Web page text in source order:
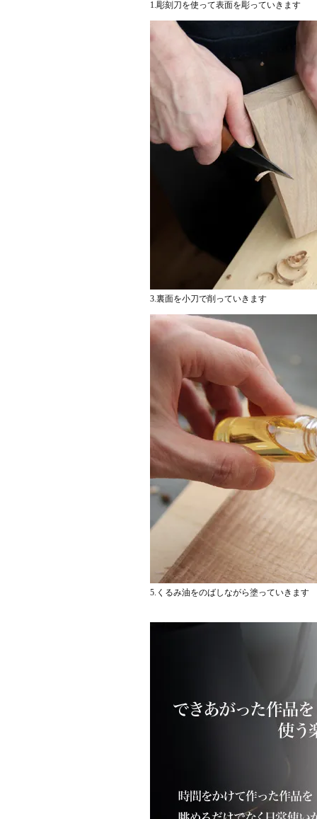
1.彫刻刀を使って表面を彫っていきます
3.裏面を小刀で削っていきます
5.くるみ油をのばしながら塗っていきます